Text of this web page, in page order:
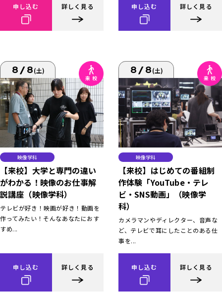
申し込む 詳しく見る 申し込む 詳しく見る
8/8(土)
映像学科
【来校】大学と専門の違い
がわかる！映像のお仕事解
説講座（映像学科）
テレビが好き！映画が好き！動画を
作ってみたい！そんなあなたにおす
すめ...
申し込む 詳しく見る
8/8(土)
映像学科
【来校】はじめての番組制
作体験「YouTube・テレ
ビ・SNS動画」（映像学
科）
カメラマンやディレクター、音声な
ど、テレビで耳にしたことのある仕
事を...
申し込む 詳しく見る